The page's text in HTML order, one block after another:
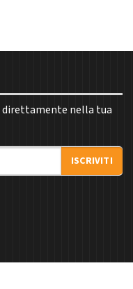
direttamente nella tua
ISCRIVITI